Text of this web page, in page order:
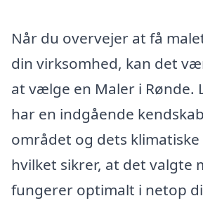
Når du overvejer at få
din virksomhed, kan det
at vælge en Maler i Rønde.
har en indgående
området og dets
hvilket sikrer, at det valgte
fungerer optimalt i netop